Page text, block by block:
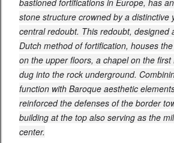
bastioned fortifications in Europe, has
stone structure crowned by a distinctive
central redoubt. This redoubt, designed
Dutch method of fortification, houses
on the upper floors, a chapel on the
dug into the rock underground.
function with Baroque aesthetic
reinforced the defenses of the border
building at the top also serving as the
center.